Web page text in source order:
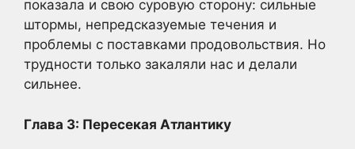
показала и свою суровую сторону: сильные
штормы, непредсказуемые течения и
проблемы с поставками продовольствия. Но
трудности только закаляли нас и делали
сильнее.
Глава 3: Пересекая Атлантику